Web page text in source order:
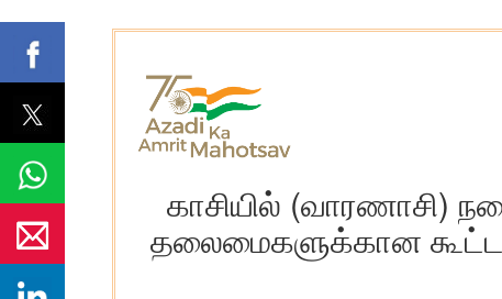
காசியில் (வாரணாசி)
தலைமைகளுக்கான